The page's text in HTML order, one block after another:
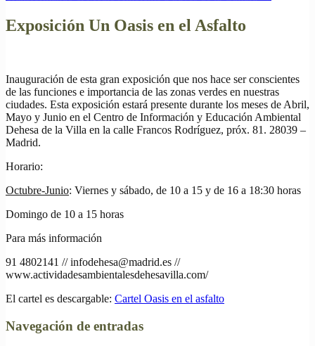
Exposición Un Oasis en el Asfalto
Inauguración de esta gran exposición que nos hace ser conscientes
de las funciones e importancia de las zonas verdes en nuestras
ciudades. Esta exposición estará presente durante los meses de Abril,
Mayo y Junio en el Centro de Información y Educación Ambiental
Dehesa de la Villa en la calle Francos Rodríguez, próx. 81. 28039 –
Madrid.
Horario:
Octubre-Junio: Viernes y sábado, de 10 a 15 y de 16 a 18:30 horas
Domingo de 10 a 15 horas
Para más información
91 4802141 // infodehesa@madrid.es //
www.actividadesambientalesdehesavilla.com/
El cartel es descargable: Cartel Oasis en el asfalto
Navegación de entradas